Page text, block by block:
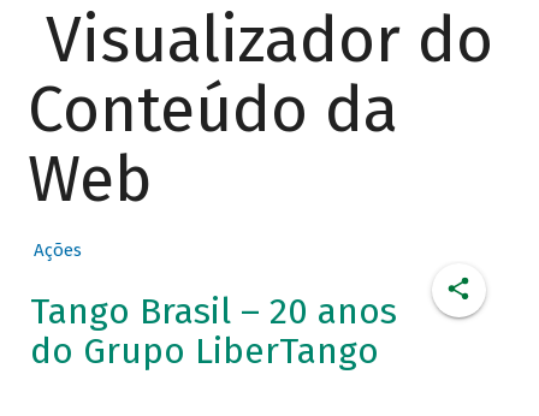
Visualizador do
Conteúdo da
Web
Ações
Tango Brasil – 20 anos
do Grupo LiberTango